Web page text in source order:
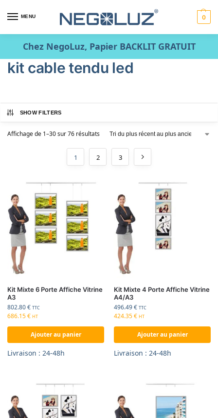
MENU 0
Chez NegoLuz, Papier BACKLIT GRATUIT
kit cable tendu led
SHOW FILTERS
Affichage de 1–30 sur 76 résultats
1 2 3
Kit Mixte 6 Porte Affiche Vitrine
A3
802.80€ TTC
686.15€ HT
Ajouter au panier
Livraison : 24-48h
Kit Mixte 4 Porte Affiche Vitrine
A4/A3
496.49€ TTC
424.35€ HT
Ajouter au panier
Livraison : 24-48h